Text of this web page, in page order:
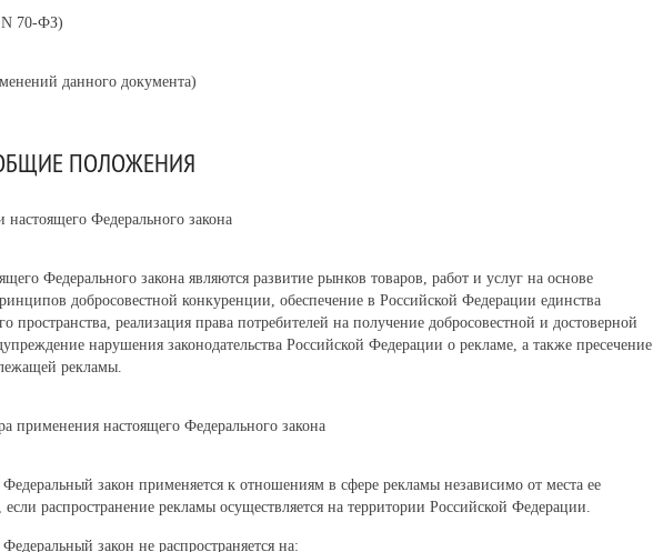
N 70-ФЗ)
данного документа)
ПОЛОЖЕНИЯ
настоящего Федерального закона
Федерального закона являются развитие рынков товаров, работ и услуг на основе
добросовестной конкуренции, обеспечение в Российской Федерации единства
пространства, реализация права потребителей на получение добросовестной и достоверной
нарушения законодательства Российской Федерации о рекламе, а также пресечение
рекламы.
применения настоящего Федерального закона
закон применяется к отношениям в сфере рекламы независимо от места ее
если распространение рекламы осуществляется на территории Российской Федерации.
закон не распространяется на: